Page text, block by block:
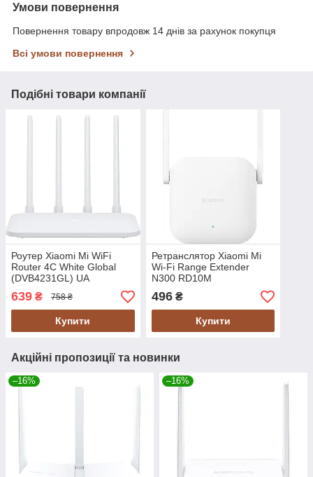
Умови повернення
Повернення товару впродовж 14 днів за рахунок покупця
Всі умови повернення
Подібні товари компанії
Роутер Xiaomi Mi WiFi
Router 4C White Global
(DVB4231GL) UA
639 ₴ 758 ₴
Купити
Ретранслятор Xiaomi Mi
Wi-Fi Range Extender
N300 RD10M
496₴
Купити
Акційні пропозиції та новинки
–16% –16%